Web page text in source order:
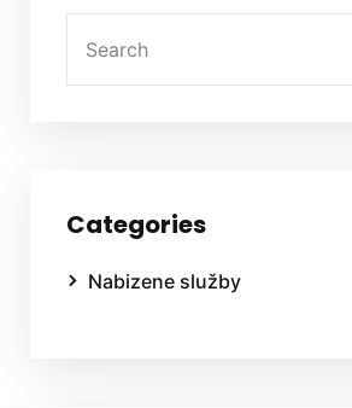
Categories
Nabizene služby